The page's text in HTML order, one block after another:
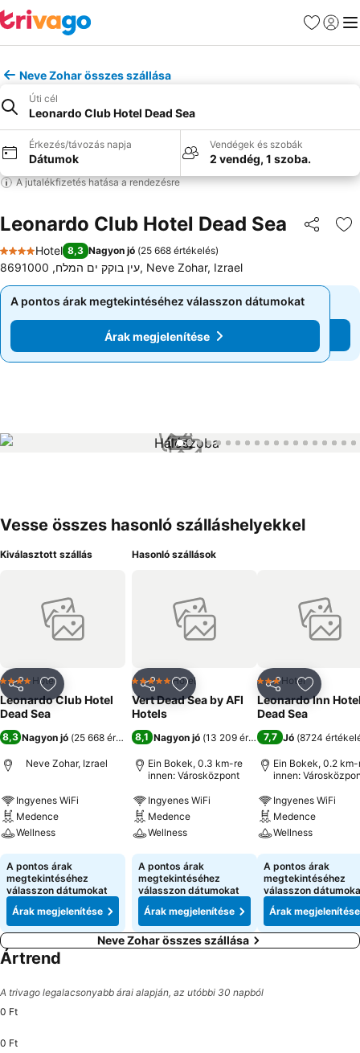
Kedvencek
Neve Zohar összes szállása
Úti cél
Leonardo Club Hotel Dead Sea
Érkezés/távozás napja
Dátumok
Vendégek és szobák
2 vendég, 1 szoba.
A jutalékfizetés hatása a rendezésre
Leonardo Club Hotel Dead Sea
4 Kategória
Hotel 8,3 Nagyon jó (25 668 értékelés)
עין בוקק ים המלח, 8691000, Neve Zohar, Izrael
A pontos árak megtekintéséhez válasszon dátumokat
Árak megjelenítése
A pontos árak megtekintéséhez válasszon dátumokat
Árak megjelenítése
1 / 56
Vesse összes hasonló szálláshelyekkel
Kiválasztott szállás
MegosztásHozzáadás a kedvencekhez
4 Kategória
Hotel
Leonardo Club Hotel
Dead Sea
8,3 Nagyon jó (25 668 értékelés )
Neve Zohar, Izrael
Ingyenes WiFi
Medence
Wellness
Árak megjelenítése
A pontos árak
megtekintéséhez
válasszon dátumokat
Árak megjelenítése
Hasonló szállások
MegosztásHozzáadás a kedvencekhez
5 KategóriaHotel
Vert Dead Sea by AFI
Hotels
8,1 Nagyon jó (13 209 értékelés )
Ein Bokek, 0.3 km-re
innen: Városközpont
Ingyenes WiFi
Medence
Wellness
Árak megjelenítése
A pontos árak
megtekintéséhez
válasszon dátumokat
Árak megjelenítése
Megosztás
3 Kategória
Hotel
Leonardo Inn
Dead Sea
7,7 Jó (8724
Ein Bokek, 0.2
innen:
Ingyenes WiFi
Medence
Wellness
Árak
A pontos árak
megtekintéséhez
válasszon
Árak megjelenítése
Neve Zohar összes szállása
Ártrend
A trivago legalacsonyabb árai alapján, az utóbbi 30 napból
0 Ft
0 Ft